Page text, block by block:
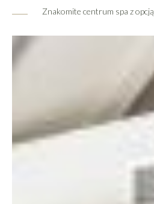
Znakomite centrum spa z